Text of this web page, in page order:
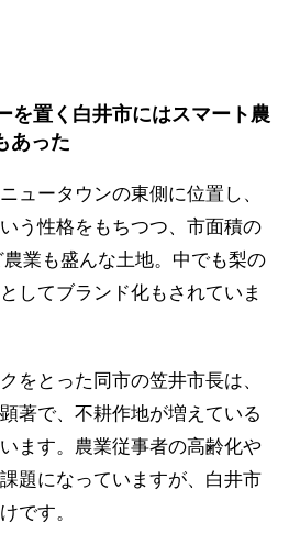
を置く白井市にはスマート農
あった
ュータウンの東側に位置し、
う性格をもちつつ、市面積の
業も盛んな土地。中でも梨の
してブランド化もされていま
をとった同市の笠井市長は、
著で、不耕作地が増えている
ます。農業従事者の高齢化や
題になっていますが、白井市
です。